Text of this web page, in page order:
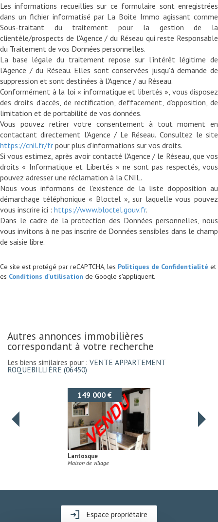
Les informations recueillies sur ce formulaire sont enregistrées
dans un fichier informatisé par La Boite Immo agissant comme
Sous-traitant du traitement pour la gestion de la
clientèle/prospects de l'Agence / du Réseau qui reste Responsable
du Traitement de vos Données personnelles.
La base légale du traitement repose sur l'intérêt légitime de
l'Agence / du Réseau. Elles sont conservées jusqu'à demande de
suppression et sont destinées à l'Agence / au Réseau.
Conformément à la loi « informatique et libertés », vous disposez
des droits d’accès, de rectification, d’effacement, d’opposition, de
limitation et de portabilité de vos données.
Vous pouvez retirer votre consentement à tout moment en
contactant directement l’Agence / Le Réseau. Consultez le site
https://cnil.fr/fr pour plus d’informations sur vos droits.
Si vous estimez, après avoir contacté l'Agence / le Réseau, que vos
droits « Informatique et Libertés » ne sont pas respectés, vous
pouvez adresser une réclamation à la CNIL.
Nous vous informons de l’existence de la liste d'opposition au
démarchage téléphonique « Bloctel », sur laquelle vous pouvez
vous inscrire ici : https://www.bloctel.gouv.fr.
Dans le cadre de la protection des Données personnelles, nous
vous invitons à ne pas inscrire de Données sensibles dans le champ
Ce site est protégé par reCAPTCHA, les Politiques de Confidentialité et
es Conditions d'utilisation de Google s'appliquent.
autres annonces immobilières
correspondant à votre recherche
Les biens similaires pour : VENTE APPARTEMENT
ROQUEBILLIÈRE (06450)
138 000 €
Espace propriétaire